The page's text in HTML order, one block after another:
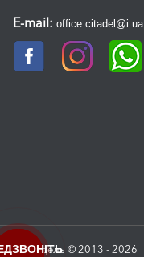
E-mail: office.citadel@i.ua
Цитадель © 2013 - 2026